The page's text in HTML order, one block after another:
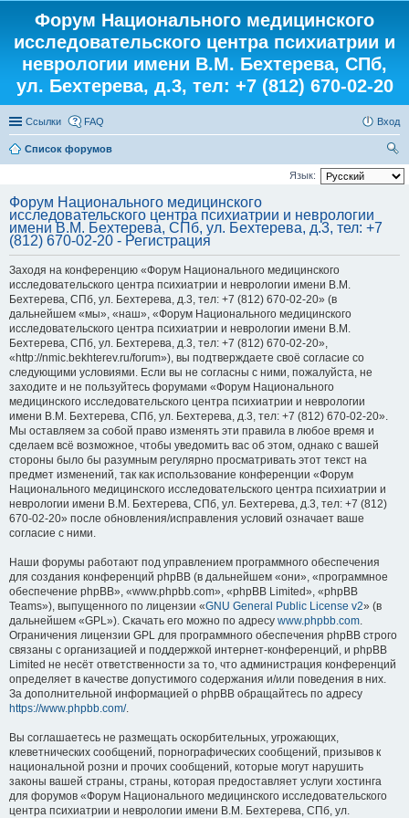
Форум Национального медицинского
исследовательского центра психиатрии и
неврологии имени В.М. Бехтерева, СПб,
ул. Бехтерева, д.3, тел: +7 (812) 670-02-20
Ссылки FAQ Вход
Список форумов
ои
Язык:
Форум Национального медицинского
исследовательского центра психиатрии и неврологии
имени В.М. Бехтерева, СПб, ул. Бехтерева, д.3, тел: +7
(812) 670-02-20 - Регистрация
Заходя на конференцию «Форум Национального медицинского
исследовательского центра психиатрии и неврологии имени В.М.
Бехтерева, СПб, ул. Бехтерева, д.3, тел: +7 (812) 670-02-20» (в
дальнейшем «мы», «наш», «Форум Национального медицинского
исследовательского центра психиатрии и неврологии имени В.М.
Бехтерева, СПб, ул. Бехтерева, д.3, тел: +7 (812) 670-02-20»,
«http://nmic.bekhterev.ru/forum»), вы подтверждаете своё согласие со
следующими условиями. Если вы не согласны с ними, пожалуйста, не
заходите и не пользуйтесь форумами «Форум Национального
медицинского исследовательского центра психиатрии и неврологии
имени В.М. Бехтерева, СПб, ул. Бехтерева, д.3, тел: +7 (812) 670-02-20».
Мы оставляем за собой право изменять эти правила в любое время и
сделаем всё возможное, чтобы уведомить вас об этом, однако с вашей
стороны было бы разумным регулярно просматривать этот текст на
предмет изменений, так как использование конференции «Форум
Национального медицинского исследовательского центра психиатрии и
неврологии имени В.М. Бехтерева, СПб, ул. Бехтерева, д.3, тел: +7 (812)
670-02-20» после обновления/исправления условий означает ваше
согласие с ними.
Наши форумы работают под управлением программного обеспечения
для создания конференций phpBB (в дальнейшем «они», «программное
обеспечение phpBB», «www.phpbb.com», «phpBB Limited», «phpBB
Teams»), выпущенного по лицензии «GNU General Public License v2» (в
дальнейшем «GPL»). Скачать его можно по адресу www.phpbb.com.
Ограничения лицензии GPL для программного обеспечения phpBB строго
связаны с организацией и поддержкой интернет-конференций, и phpBB
Limited не несёт ответственности за то, что администрация конференций
определяет в качестве допустимого содержания и/или поведения в них.
За дополнительной информацией о phpBB обращайтесь по адресу
https://www.phpbb.com/.
Вы соглашаетесь не размещать оскорбительных, угрожающих,
клеветнических сообщений, порнографических сообщений, призывов к
национальной розни и прочих сообщений, которые могут нарушить
законы вашей страны, страны, которая предоставляет услуги хостинга
для форумов «Форум Национального медицинского исследовательского
центра психиатрии и неврологии имени В.М. Бехтерева, СПб, ул.